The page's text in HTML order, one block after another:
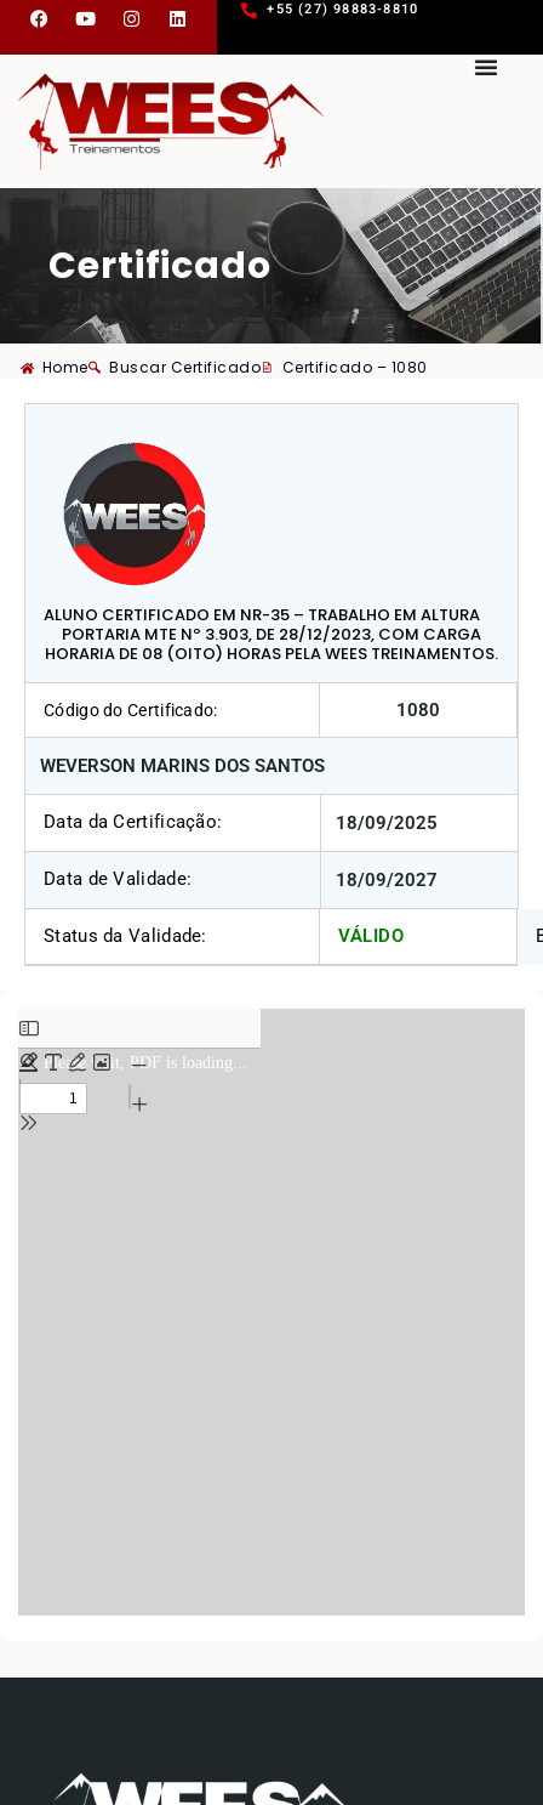
+55 (27) 98883-8810
Certificado
Home Buscar Certificado Certificado – 1080
ALUNO CERTIFICADO EM NR-35 – TRABALHO EM ALTURA
PORTARIA MTE Nº 3.903, DE 28/12/2023, COM CARGA
HORARIA DE 08 (OITO) HORAS PELA WEES TREINAMENTOS.
Código do Certificado: 1080
WEVERSON MARINS DOS SANTOS
Data da Certificação: 18/09/2025
Data de Validade: 18/09/2027
Status da Validade: VÁLIDO